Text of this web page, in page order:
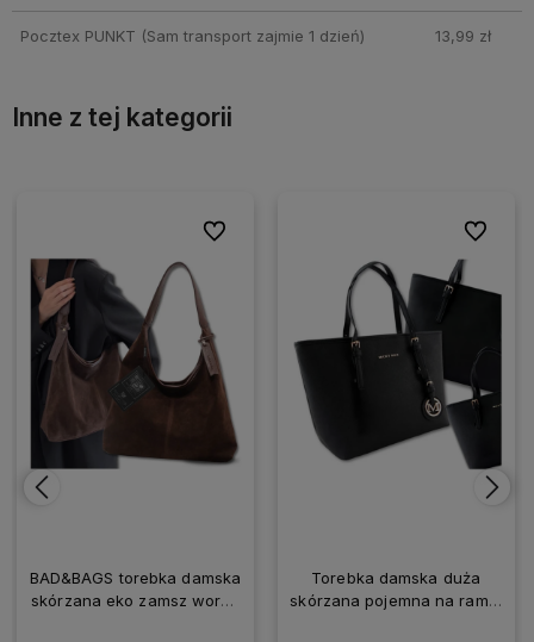
Pocztex PUNKT (Sam transport zajmie 1 dzień) 13,99 zł
Inne z tej kategorii
BAD&BAGS torebka damska
skórzana eko zamsz worek
Do ulubionych
Do ulubionych
Torebka damska duża
skórzana pojemna na ramię
Do
Do